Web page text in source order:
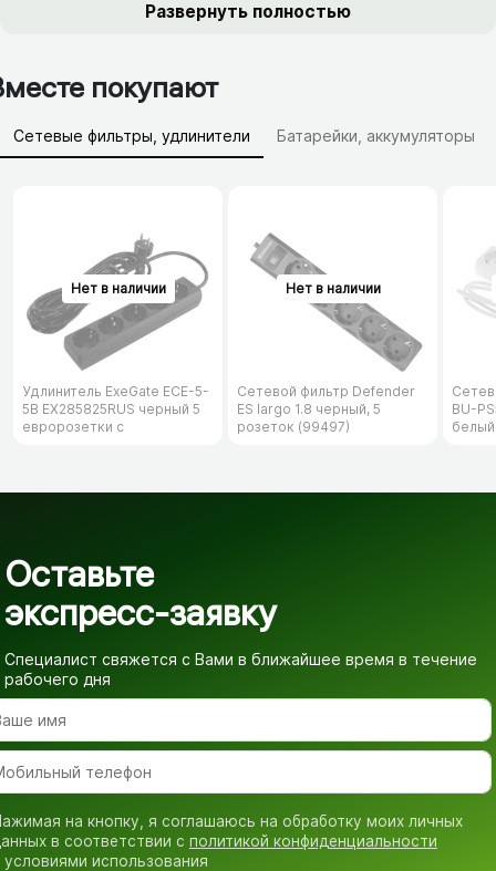
Развернуть полностью
покупают
Сетевые фильтры, удлинители Батарейки, аккумуляторы
Удлинитель ExeGate ECE-5-
5B EX285825RUS черный 5
евророзетки с
Сетевой фильтр Defender
ES largo 1.8 черный, 5
розеток (99497)
BU-
белый
Оставьте
экспресс-заявку
Специалист свяжется с Вами в ближайшее время в течение
рабочего дня
на кнопку, я соглашаюсь на обработку моих личных
в соответствии с политикой конфиденциальности
условиями использования